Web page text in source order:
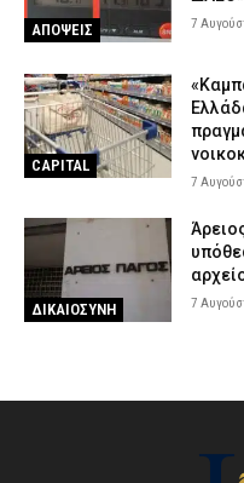
ΑΠΟΨΕΙΣ 7
CAPITAL
7
ΔΙΚΑΙΟΣΥΝΗ 7